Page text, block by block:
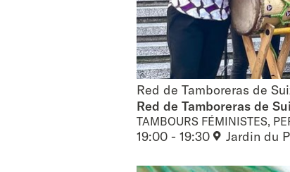
Red de Tamboreras de
Red de Tamboreras de
Red de Tamboreras de
TAMBOURS FÉMINISTES,
19:00 - 19:30 Jardin du